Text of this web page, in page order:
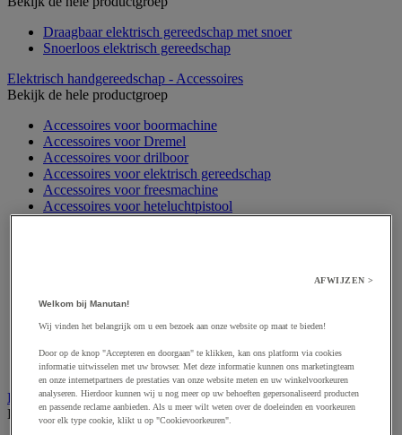
Draagbaar elektrisch gereedschap met snoer
Snoerloos elektrisch gereedschap
Elektrisch handgereedschap - Accessoires
Bekijk de hele productgroep
Accessoires voor boormachine
Accessoires voor Dremel
Accessoires voor drilboor
Accessoires voor elektrisch gereedschap
Accessoires voor freesmachine
Accessoires voor heteluchtpistool
Accessoires voor slijpmachine
Accessoires voor snij-schuurmachine
Accessoires voor spijkermachine
Accessoires voor zaag
Elektrische toebehoren en verlichting
Bekijk de hele productgroep
AFWIJZEN >
Welkom bij Manutan!
Wij vinden het belangrijk om u een bezoek aan onze website op maat te bieden!
Door op de knop "Accepteren en doorgaan" te klikken, kan ons platform via cookies
informatie uitwisselen met uw browser. Met deze informatie kunnen ons marketingteam
en onze internetpartners de prestaties van onze website meten en uw winkelvoorkeuren
analyseren. Hierdoor kunnen wij u nog meer op uw behoeften gepersonaliseerd producten
en passende reclame aanbieden. Als u meer wilt weten over de doeleinden en voorkeuren
voor elk type cookie, klikt u op "Cookievoorkeuren".